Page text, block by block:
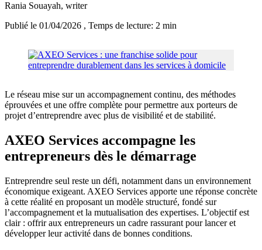
Rania Souayah, writer
Publié le 01/04/2026 , Temps de lecture: 2 min
Le réseau mise sur un accompagnement continu, des méthodes
éprouvées et une offre complète pour permettre aux porteurs de
projet d’entreprendre avec plus de visibilité et de stabilité.
AXEO Services accompagne les
entrepreneurs dès le démarrage
Entreprendre seul reste un défi, notamment dans un environnement
économique exigeant. AXEO Services apporte une réponse concrète
à cette réalité en proposant un modèle structuré, fondé sur
l’accompagnement et la mutualisation des expertises. L’objectif est
clair : offrir aux entrepreneurs un cadre rassurant pour lancer et
développer leur activité dans de bonnes conditions.